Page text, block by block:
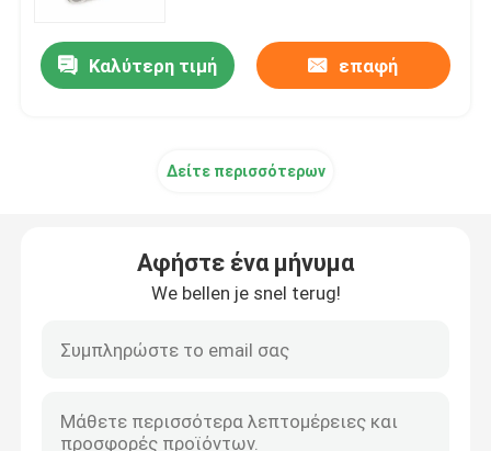
Ποιοτικός έλεγχος
Μας ελάτε σε επαφή με
Ζητήστε ένα απόσπασμα
Σιλικόνη MVQ
Καλύτερη τιμή επαφή
Δείτε περισσότερων
Αφήστε ένα μήνυμα
We bellen je snel terug!